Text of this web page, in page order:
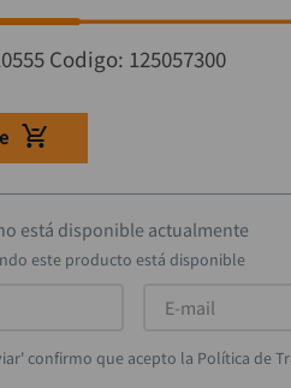
Codigo: 125057300
está disponible actualmente
este producto está disponible
confirmo que acepto la Política de